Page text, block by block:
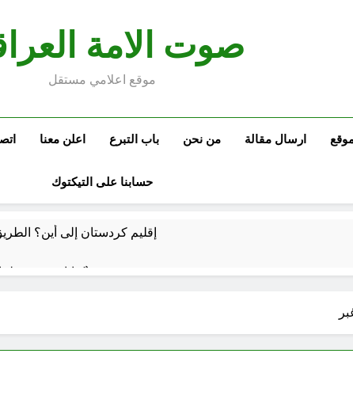
صوت الامة
موقع اعلامي مستقل
ارسال مقالة من نحن باب التبرع اعلن معنا
حسابنا على التيكتوك
إقليم كردستان إلى أين؟
كتابات رد عن لماذا أخذ الحسين معه النساء والأطفال الى كربلاء؟ (ح 5)
النرجسي وتضخم الذات التعويضي
مشروع إنساني .. بدأ بكرتونة أدوية مجانية وانتهى بـ”صيدليات”خيرية ! إعادة تشكيل للتوازنات الإقليمية